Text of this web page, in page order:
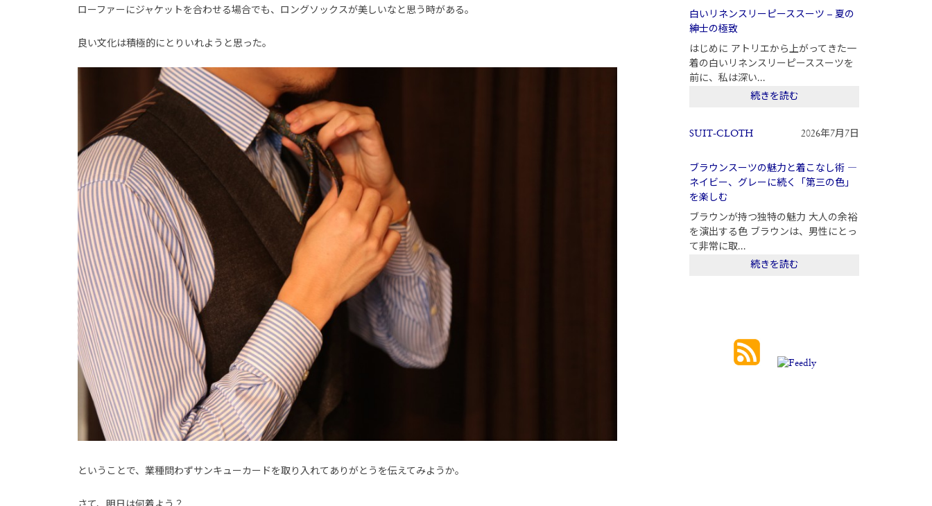
ローファーにジャケットを合わせる場合でも、ロングソックスが美しいなと思う時がある。
良い文化は積極的にとりいれようと思った。
ということで、業種問わずサンキューカードを取り入れてありがとうを伝えてみようか。
白いリネンスリーピーススーツ – 夏の
紳士の極致
はじめに アトリエから上がってきた一
着の白いリネンスリーピーススーツを
前に、私は深い...
続きを読む
SUIT-CLOTH 2026年7月7日
ブラウンスーツの魅力と着こなし術 ―
ネイビー、グレーに続く「第三の色」
を楽しむ
ブラウンが持つ独特の魅力 大人の余裕
を演出する色 ブラウンは、男性にとっ
て非常に取...
続きを読む